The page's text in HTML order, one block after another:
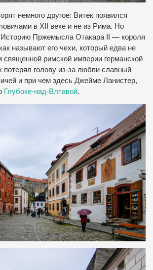
немного другое: Витек появился
в XII веке и не из Рима. Но
Историю Пржемысла Отакара II — короля
называют его чехи, который едва не
священной римской империи германской
потерял голову из-за любви славный
и при чем здесь Джейме Ланистер,
Глубоке-над-Влтавой.